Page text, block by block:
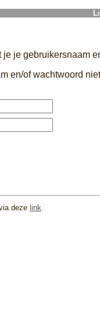
je je gebruikersnaam
en/of wachtwoord
deze link.